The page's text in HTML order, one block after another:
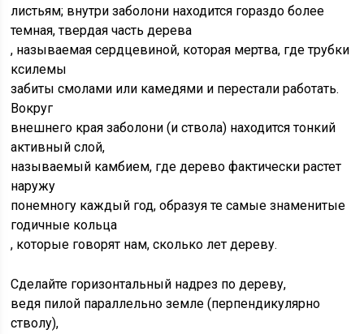
листьям; внутри заболони находится гораздо более
темная, твердая часть дерева
, называемая сердцевиной, которая мертва, где трубки
ксилемы
забиты смолами или камедями и перестали работать.
Вокруг
внешнего края заболони (и ствола) находится тонкий
активный слой,
называемый камбием, где дерево фактически растет
наружу
понемногу каждый год, образуя те самые знаменитые
годичные кольца
, которые говорят нам, сколько лет дереву.
Сделайте горизонтальный надрез по дереву,
ведя пилой параллельно земле (перпендикулярно
стволу),